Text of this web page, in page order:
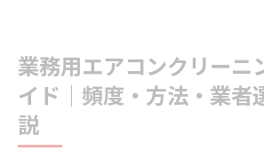
｜主なメーカー対応のポイント
業務用エアコンクリーニングト
業務用エアコンクリーニングス
業務用エアコンクリーニ
イド｜頻度・方法・業者
説